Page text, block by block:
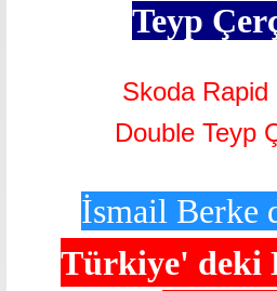
Teyp
Skoda Rapid
Double Teyp
İsmail Berke
Türkiye' deki